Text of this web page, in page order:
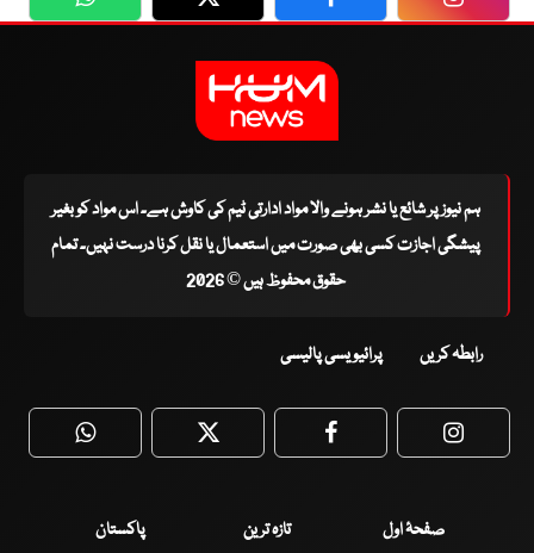
WhatsApp Twitter Facebook
ہم نیوز پر شائع یا نشر ہونے والا مواد ادارتی ٹیم کی کاوش ہے۔ اس مواد کو بغیر
پیشگی اجازت کسی بھی صورت میں استعمال یا نقل کرنا درست نہیں۔ تمام
حقوق محفوظ ہیں © 2026
رابطہ کریں پرائیویسی پالیسی
WhatsApp Twitter Facebook
صفحۂ اول تازہ ترین
پاکستان